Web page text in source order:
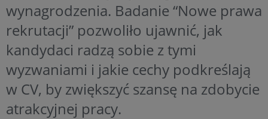
wynagrodzenia. Badanie “Nowe prawa
rekrutacji” pozwoliło ujawnić, jak
kandydaci radzą sobie z tymi
wyzwaniami i jakie cechy podkreślają
w CV, by zwiększyć szansę na zdobycie
atrakcyjnej pracy.